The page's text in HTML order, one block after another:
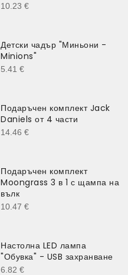
10.23 €
Детски чадър "Миньони -
Minions"
5.41 €
Подаръчен комплект Jack
Daniels от 4 части
14.46 €
Подаръчен комплект
Moongrass 3 в 1 с щампа на
вълк
10.47 €
Настолна LED лампа
"Обувка" - USB захранване
6.82 €